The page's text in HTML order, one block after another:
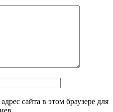
сайта в этом браузере для